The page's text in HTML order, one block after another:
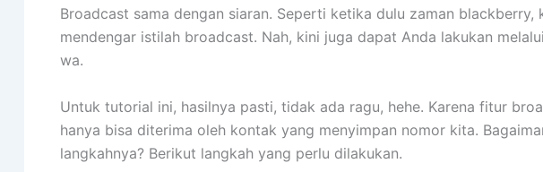
Broadcast sama dengan siaran. Seperti ketika dulu zaman blackberry,
mendengar istilah broadcast. Nah, kini juga dapat Anda lakukan
wa.
Untuk tutorial ini, hasilnya pasti, tidak ada ragu, hehe. Karena fitur
hanya bisa diterima oleh kontak yang menyimpan nomor kita.
langkahnya? Berikut langkah yang perlu dilakukan.